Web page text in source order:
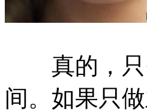
真的，只
间。如果只